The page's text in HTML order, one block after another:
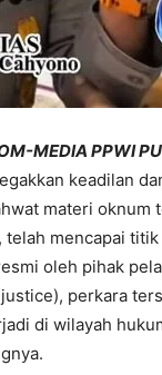
MEDIA PPWI
keadilan
materi oknum
mencapai
oleh pihak
perkara
di wilayah